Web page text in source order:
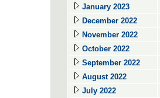
January 2023
December 2022
November 2022
October 2022
September 2022
August 2022
July 2022